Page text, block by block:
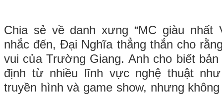
Chia sẻ về danh xưng “MC giàu nhất
nhắc đến, Đại Nghĩa thẳng thắn cho
vui của Trường Giang. Anh cho biết
định từ nhiều lĩnh vực nghệ thuật
truyền hình và game show, nhưng